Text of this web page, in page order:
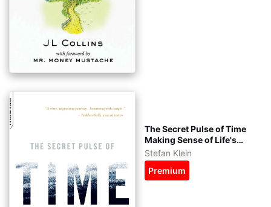
The Secret Pulse of Time
Making Sense of Life's
Scarves tiếng Việt - kèm
file gốc tiếng Anh - eBook
ePub, azw3, pdf
Stefan Klein
Premium